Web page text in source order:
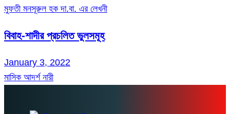
মুফতী মনসূরুল হক দা.বা. এর লেখনী
বিবাহ-শাদীর প্রচলিত ভুলসমূহ
January 3, 2022
মাসিক আদর্শ নারী